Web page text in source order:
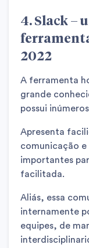
4. Slack –
2022
A ferramenta
grande
possui
Apresenta
comunicação
importantes
facilitada.
Aliás, essa
internamente
equipes, de